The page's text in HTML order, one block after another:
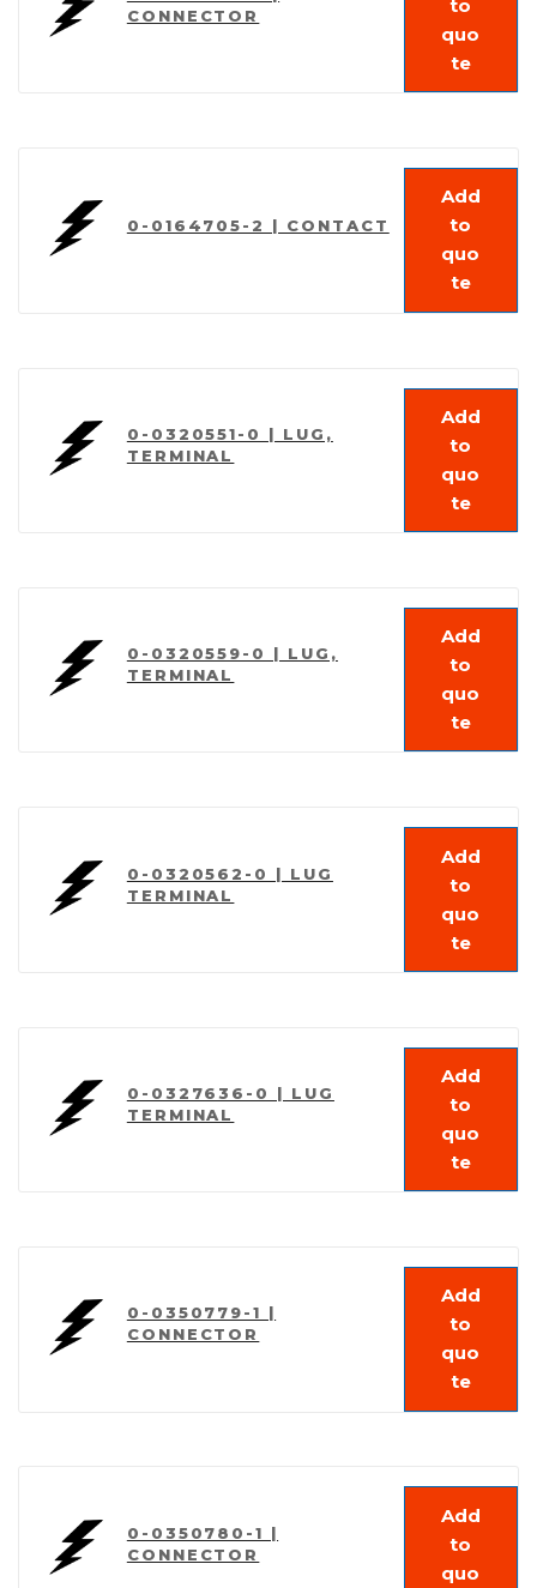
CONNECTOR
to
quo
te
0-0164705-2 | CONTACT
Add
to
quo
te
0-0320551-0 | LUG,
TERMINAL
Add
to
quo
te
0-0320559-0 | LUG,
TERMINAL
Add
to
quo
te
0-0320562-0 | LUG
TERMINAL
Add
to
quo
te
0-0327636-0 | LUG
TERMINAL
Add
to
quo
te
0-0350779-1 |
CONNECTOR
Add
to
quo
te
0-0350780-1 |
CONNECTOR
Add
to
quo